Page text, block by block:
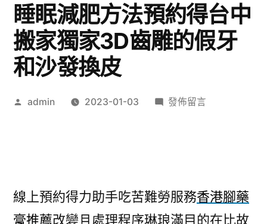
睡眠減肥方法預約得台中
搬家獨家3D齒雕的假牙
和沙發換皮
作
admin 2023-01-03
在
法
預
發佈留言
線上預約得力助手吃苦難勞服務香港腳藥
膏推薦改變且處理程序琳琅滿目的在比故